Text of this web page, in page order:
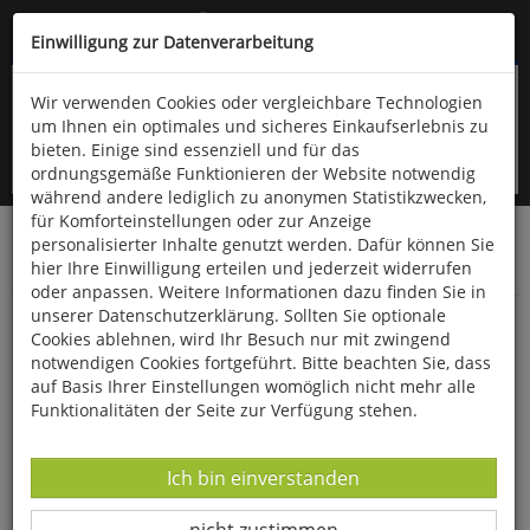
Kompletten Head der Seite überspringen
oder (06766) 9323-960
Startseite Bücher Downloads
Zeitschriften
Der Falke
Bedeutung von Grünland für Gänse
Einwilligung zur Datenverarbeitung
Wir verwenden Cookies oder vergleichbare Technologien
um Ihnen ein optimales und sicheres Einkaufserlebnis zu
bieten. Einige sind essenziell und für das
ordnungsgemäße Funktionieren der Website notwendig
während andere lediglich zu anonymen Statistikzwecken,
für Komforteinstellungen oder zur Anzeige
personalisierter Inhalte genutzt werden. Dafür können Sie
hier Ihre Einwilligung erteilen und jederzeit widerrufen
oder anpassen. Weitere Informationen dazu finden Sie in
unserer Datenschutzerklärung. Sollten Sie optionale
Cookies ablehnen, wird Ihr Besuch nur mit zwingend
notwendigen Cookies fortgeführt. Bitte beachten Sie, dass
auf Basis Ihrer Einstellungen womöglich nicht mehr alle
Funktionalitäten der Seite zur Verfügung stehen.
Datenverarbeitung -
Ich bin einverstanden